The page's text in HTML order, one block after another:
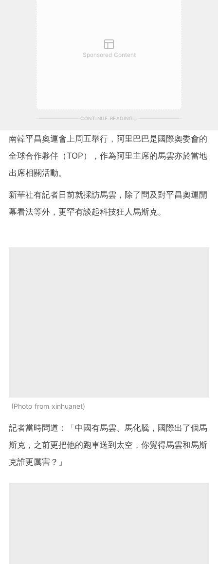
Sponsored Content
CONTINUE READING
南韓平昌奧運會上周五舉行，阿里巴巴是國際奧委會的
全球合作夥伴（TOP），作為阿里主席的馬雲亦於當地
出席相關活動。
新華社有記者日前就採訪馬雲，除了問及對平昌奧運開
幕看法等外，更罕有談起科技狂人馬斯克。
Photo from xinhuanet
記者當時問道：「中國有馬雲、馬化騰，國際出了個馬
斯克，之前更把他的跑車送到太空，你覺得馬雲和馬斯
克誰更厲害？」